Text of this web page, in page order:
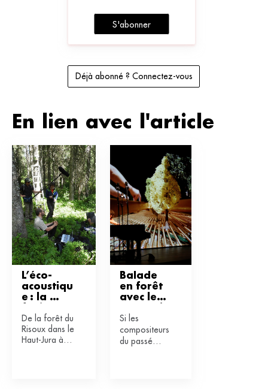
S'abonner
Déjà abonné ? Connectez-vous
En lien avec l'article
L’éco-
acoustiqu
e : la
écoute
De la forêt du
Risoux dans le
Haut-Jura à la
Balade
en forêt
avec les
eurs
Si les
compositeurs
du passé